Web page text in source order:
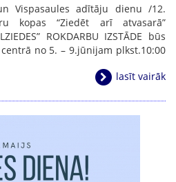
Vispasaules adītāju dienu /12.
kopas “Ziedēt arī atvasarā”
ROKDARBU IZSTĀDE būs
no 5. – 9.jūnijam plkst.10:00
lasīt vairāk